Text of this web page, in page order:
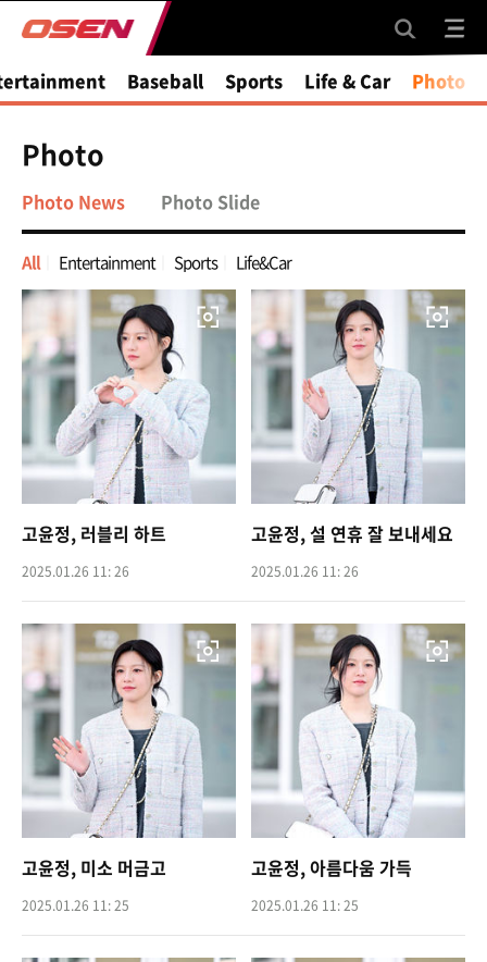
Baseball Sports Life & Car Photo
Photo
Photo News Photo Slide
All Entertainment Sports Life&Car
고윤정, 러블리 하트
2025.01.26 11: 26
고윤정, 설 연휴 잘 보내세요
2025.01.26 11: 26
고윤정, 미소 머금고
2025.01.26 11: 25
고윤정, 아름다움 가득
2025.01.26 11: 25